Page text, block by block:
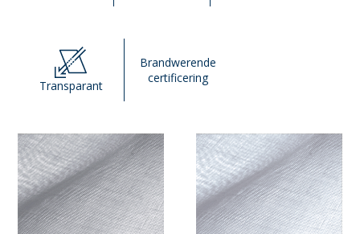
Transparant
Brandwerende
certificering